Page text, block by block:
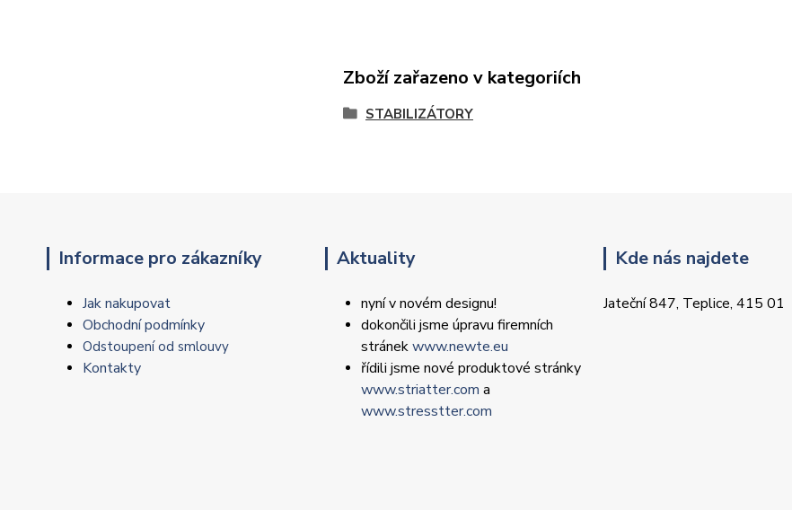
Zboží zařazeno v kategoriích
STABILIZÁTORY
Informace pro zákazníky
Jak nakupovat
Obchodní podmínky
Odstoupení od smlouvy
Kontakty
Aktuality
nyní v novém designu!
dokončili jsme úpravu firemních
stránekwww.newte.eu
řídili jsme nové produktové stránky
www.striatter.com a
www.stresstter.com
Kde nás najdete
Jateční 847, Teplice, 415 01